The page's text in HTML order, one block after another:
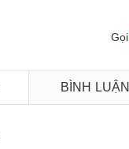
Gọi
BÌNH LUẬN